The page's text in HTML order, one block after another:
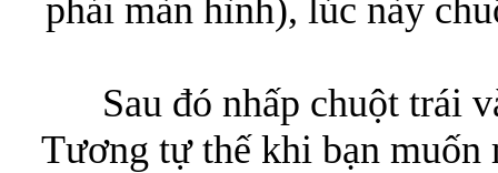
phải màn hình), lúc này
Sau đó nhấp chuột trái
Tương tự thế khi bạn